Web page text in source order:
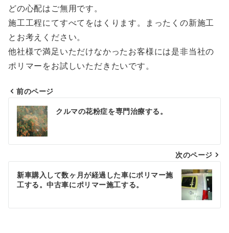
どの心配はご無用です。
施工工程にてすべてをはくります。まったくの新施工
とお考えください。
他社様で満足いただけなかったお客様には是非当社の
ポリマーをお試しいただきたいです。
投
稿
ナ
ビ
ゲ
シ
前のページ
クルマの花粉症を専門治療する。
次のページ
新車購入して数ヶ月が経過した車にポリマー施
工する。中古車にポリマー施工する。